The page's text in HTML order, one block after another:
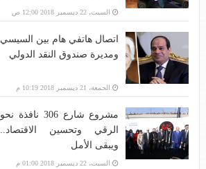
بنية الاتصالات؟
السبت، 22 ديسمبر 2018 12:00 ص
اتصال هاتفي هام بين السيسي
ومديرة صندوق النقد الدولي
الجمعة، 21 ديسمبر 2018 10:19 م
مشروع شارع 306 نافذة نحو
الرقي وتحسين الاقتصاد..
ويبقى الأمل
السبت، 22 ديسمبر 2018 01:00 م